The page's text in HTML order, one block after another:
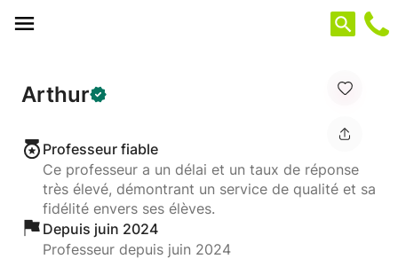
Arthur
Professeur fiable
Ce professeur a un délai et un taux de réponse
très élevé, démontrant un service de qualité et sa
fidélité envers ses élèves.
Depuis juin 2024
Professeur depuis juin 2024